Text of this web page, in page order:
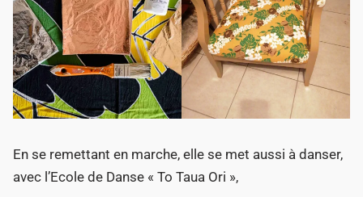
En se remettant en marche, elle se met aussi à danser,
avec l’Ecole de Danse « To Taua Ori »,